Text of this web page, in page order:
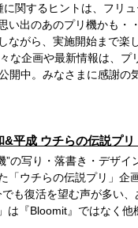
関するヒントは、フリ
い出のあのプリ機かも・
ながら、実施開始まで楽
な企画や最新情報は、プ
開中。みなさまに感謝の
平成 ウチらの伝説プ
”の写り・落書き・デザ
「ウチらの伝説プリ」企
も復活を望む声が多い
は『Bloomit』ではなく他